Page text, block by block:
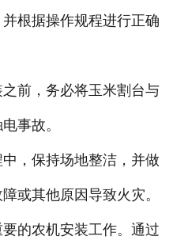
根据操作规程进行正确
前，务必将玉米割台与
事故。
，保持场地整洁，并做
或其他原因导致火灾。
的农机安装工作。通过